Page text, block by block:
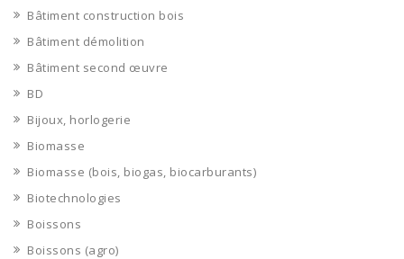
Bâtiment construction bois
Bâtiment démolition
Bâtiment second œuvre
BD
Bijoux, horlogerie
Biomasse
Biomasse (bois, biogas, biocarburants)
Biotechnologies
Boissons
Boissons (agro)